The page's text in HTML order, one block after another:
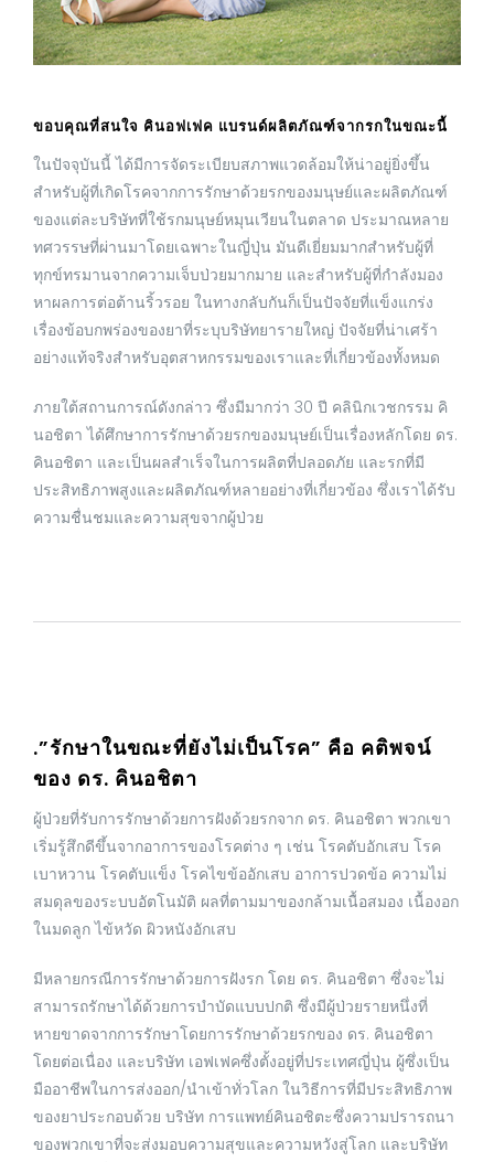
ขอบคุณที่สนใจ คินอฟเฟค แบรนด์ผลิตภัณฑ์จากรกในขณะนี้
ในปัจจุบันนี้ ได้มีการจัดระเบียบสภาพแวดล้อมให้น่าอยู่ยิ่งขึ้น
สำหรับผู้ที่เกิดโรคจากการรักษาด้วยรกของมนุษย์และผลิตภัณฑ์
ของแต่ละบริษัทที่ใช้รกมนุษย์หมุนเวียนในตลาด ประมาณหลาย
ทศวรรษที่ผ่านมาโดยเฉพาะในญี่ปุ่น มันดีเยี่ยมมากสำหรับผู้ที่
ทุกข์ทรมานจากความเจ็บป่วยมากมาย และสำหรับผู้ที่กำลังมอง
หาผลการต่อต้านริ้วรอย ในทางกลับกันก็เป็นปัจจัยที่แข็งแกร่ง
เรื่องข้อบกพร่องของยาที่ระบุบริษัทยารายใหญ่ ปัจจัยที่น่าเศร้า
อย่างแท้จริงสำหรับอุตสาหกรรมของเราและที่เกี่ยวข้องทั้งหมด
ภายใต้สถานการณ์ดังกล่าว ซึ่งมีมากว่า 30 ปี คลินิกเวชกรรม คิ
นอชิตา ได้ศึกษาการรักษาด้วยรกของมนุษย์เป็นเรื่องหลักโดย ดร.
คินอชิตา และเป็นผลสำเร็จในการผลิตที่ปลอดภัย และรกที่มี
ประสิทธิภาพสูงและผลิตภัณฑ์หลายอย่างที่เกี่ยวข้อง ซึ่งเราได้รับ
ความชื่นชมและความสุขจากผู้ป่วย
.”รักษาในขณะที่ยังไม่เป็นโรค” คือ คติพจน์
ของ ดร. คินอชิตา
ผู้ป่วยที่รับการรักษาด้วยการฝังด้วยรกจาก ดร. คินอชิตา พวกเขา
เริ่มรู้สึกดีขึ้นจากอาการของโรคต่าง ๆ เช่น โรคตับอักเสบ โรค
เบาหวาน โรคตับแข็ง โรคไขข้ออักเสบ อาการปวดข้อ ความไม่
สมดุลของระบบอัตโนมัติ ผลที่ตามมาของกล้ามเนื้อสมอง เนื้องอก
ในมดลูก ไข้หวัด ผิวหนังอักเสบ
มีหลายกรณีการรักษาด้วยการฝังรก โดย ดร. คินอชิตา ซึ่งจะไม่
สามารถรักษาได้ด้วยการบำบัดแบบปกติ ซึ่งมีผู้ป่วยรายหนึ่งที่
หายขาดจากการรักษาโดยการรักษาด้วยรกของ ดร. คินอชิตา
โดยต่อเนื่อง และบริษัท เอฟเฟคซึ่งตั้งอยู่ที่ประเทศญี่ปุ่น ผู้ซึ่งเป็น
มืออาชีพในการส่งออก/นำเข้าทั่วโลก ในวิธีการที่มีประสิทธิภาพ
ของยาประกอบด้วย บริษัท การแพทย์คินอชิตะซึ่งความปรารถนา
ของพวกเขาที่จะส่งมอบความสุขและความหวังสู่โลก และบริษัท